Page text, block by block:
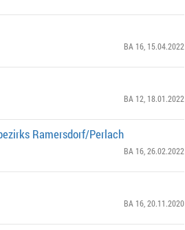
BA 16, 15.04.2022
BA 12 , 18.01.2022
Ramersdorf/Perlach
BA 16, 26.02.2022
BA 16, 20.11.2020